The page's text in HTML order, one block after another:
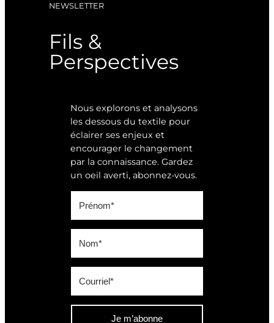
NEWSLETTER
Fils &
Perspectives
Nous explorons et analysons
les dessous du textile pour
éclairer ses enjeux et
encourager le changement
par la connaissance. Gardez
un oeil averti, abonnez-vous.
Je m’abonne